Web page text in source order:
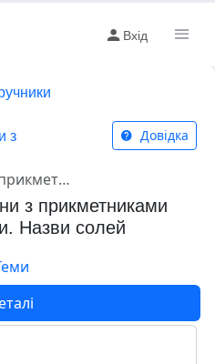
Вхід
з
Назви солей
Довідка
з прикметниками
Назви солей